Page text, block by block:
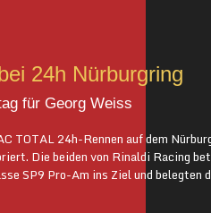
24h Nürburgring
für Georg Weiss
TOTAL 24h-Rennen auf dem
Die beiden von Rinaldi Racing
SP9 Pro-Am ins Ziel und belegten